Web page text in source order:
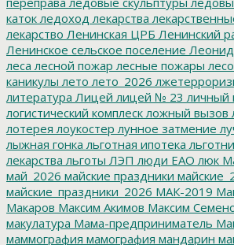
каток ледоход лекарства
лекарство Ленинская ЦРБ Ленинский
Ленинское сельское поселение
леса лесной пожар лесные пожары
каникулы лето лето_2026
литература Лицей лицей № 23 личный
логистический комплеск ложный вызов
лотерея лоукостер лунное затмение
лыжная гонка льготная ипотека
лекарства льготы ЛЭП люди ЕАО люк
май_2026 майские праздники
майские_праздники_2026 МАК-2019
Макаров Максим Акимов Максим
макулатура Мама-предприниматель
маммография мамография мандарин